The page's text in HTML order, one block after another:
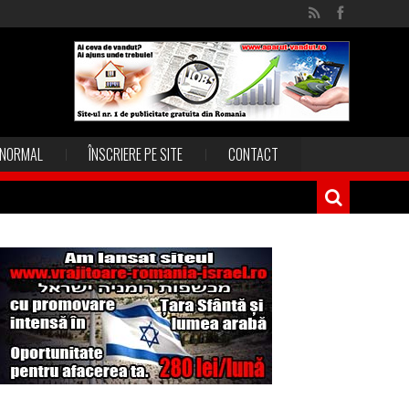
ÎNSCRIERE PE SITE CONTACT